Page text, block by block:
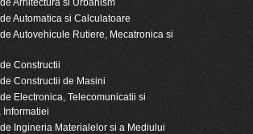
Arhitectura si Urbanism
Automatica si Calculatoare
Autovehicule Rutiere, Mecatronica si
Constructii
Constructii de Masini
Electronica, Telecomunicatii si
Informatiei
Ingineria Materialelor si a Mediului